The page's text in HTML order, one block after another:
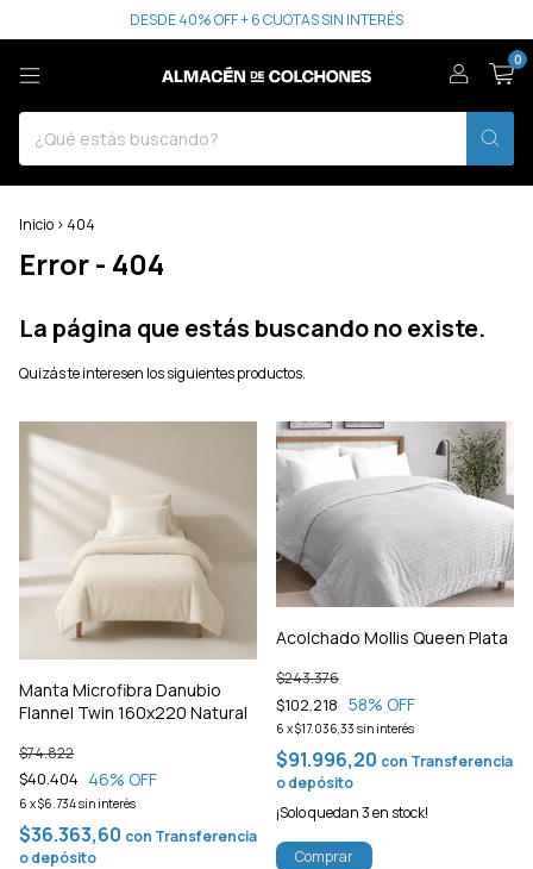
DESDE 40% OFF + 6 CUOTAS SIN INTERÉS
0
Inicio > 404
Error - 404
La página que estás buscando no existe.
Quizás te interesen los siguientes productos.
Manta Microfibra Danubio
Flannel Twin 160x220 Natural
$40.404
$74.822
46% OFF
6 x$6.734sin interés
$36.363,60 con Transferencia
o depósito
Acolchado Mollis Queen Plata
$102.218
$243.376
58% OFF
6 x$17.036,33 sin interés
$91.996,20 con Transferencia
o depósito
¡Solo quedan3en stock!
Comprar